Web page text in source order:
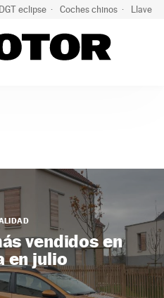
DGT eclipse Coches chinos Llaves
vendidos en
en julio